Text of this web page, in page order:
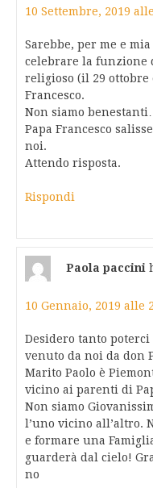
10 Settembre, 2019
Sarebbe, per me e
celebrare la funzione
religioso (il 29 ottobre
Francesco.
Non siamo
Papa Francesco
noi.
Attendo risposta.
Rispondi
Paola paccini
10 Gennaio, 2019 alle
Desidero tanto poterci
venuto da noi da don
Marito Paolo è
vicino ai parenti di
Non siamo
l’uno vicino all’altro.
e formare una
guarderà dal cielo!
no